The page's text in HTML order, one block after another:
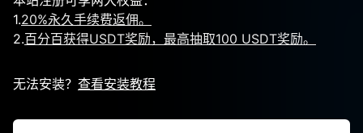
1.20%永久手续费返佣。
2.百分百获得USDT奖励，最高抽取100 USDT奖励。
无法安装？ 查看安装教程